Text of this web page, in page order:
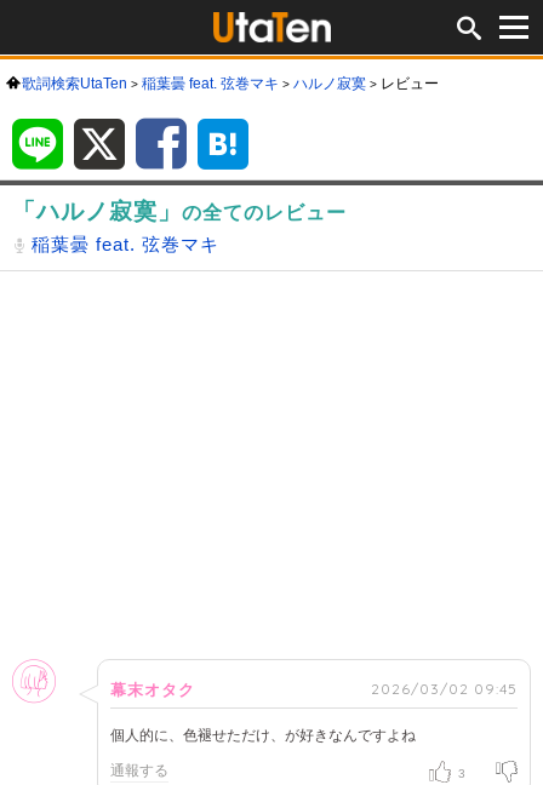
歌詞検索UtaTen 稲葉曇 feat. 弦巻マキ ハルノ寂寞 レビュー
LINE Facebook
ク
ー
ク
「ハルノ寂寞」
の全てのレビュー
稲葉曇 feat. 弦巻マキ
女性
幕末オタク 2026/03/02 09:45
個人的に、色褪せただけ、が好きなんですよね
通報する 3